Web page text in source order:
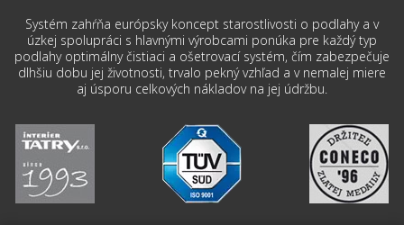
Systém zahŕňa európsky koncept starostlivosti o podlahy a v
úzkej spolupráci s hlavnými výrobcami ponúka pre každý typ
podlahy optimálny čistiaci a ošetrovací systém, čím zabezpečuje
dlhšiu dobu jej životnosti, trvalo pekný vzhľad a v nemalej miere
aj úsporu celkových nákladov na jej údržbu.